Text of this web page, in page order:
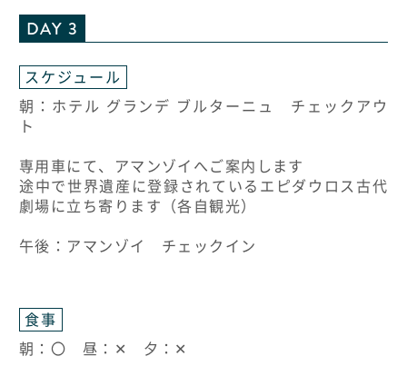
DAY 3
スケジュール
朝：ホテル グランデ ブルターニュ チェックアウ
ト
専用車にて、アマンゾイへご案内します
途中で世界遺産に登録されているエピダウロス古代
劇場に立ち寄ります（各自観光）
午後：アマンゾイ チェックイン
食事
朝：〇 昼：✕ 夕：✕